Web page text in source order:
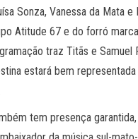
Sonza, Vanessa da Mata e
Atitude 67 e do forró
traz Titãs e Samuel
estará bem representada
tem presença